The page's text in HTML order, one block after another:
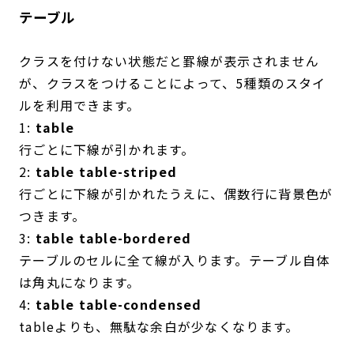
テーブル
クラスを付けない状態だと罫線が表示されません
が、クラスをつけることによって、5種類のスタイ
ルを利用できます。
1: table
行ごとに下線が引かれます。
2: table table-striped
行ごとに下線が引かれたうえに、偶数行に背景色が
つきます。
3: table table-bordered
テーブルのセルに全て線が入ります。テーブル自体
は角丸になります。
4: table table-condensed
tableよりも、無駄な余白が少なくなります。